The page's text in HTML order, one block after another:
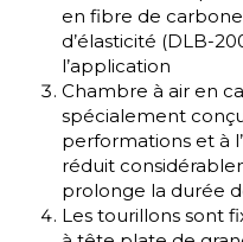
en fibre de
d’élasticité (DLB-
l’application
Chambre à air en
spécialement
performations et à
réduit
prolonge la durée
Les tourillons sont